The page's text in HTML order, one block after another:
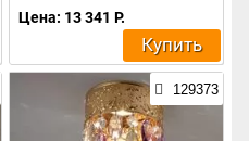
Цена: 13 341 Р.
Купить
129373